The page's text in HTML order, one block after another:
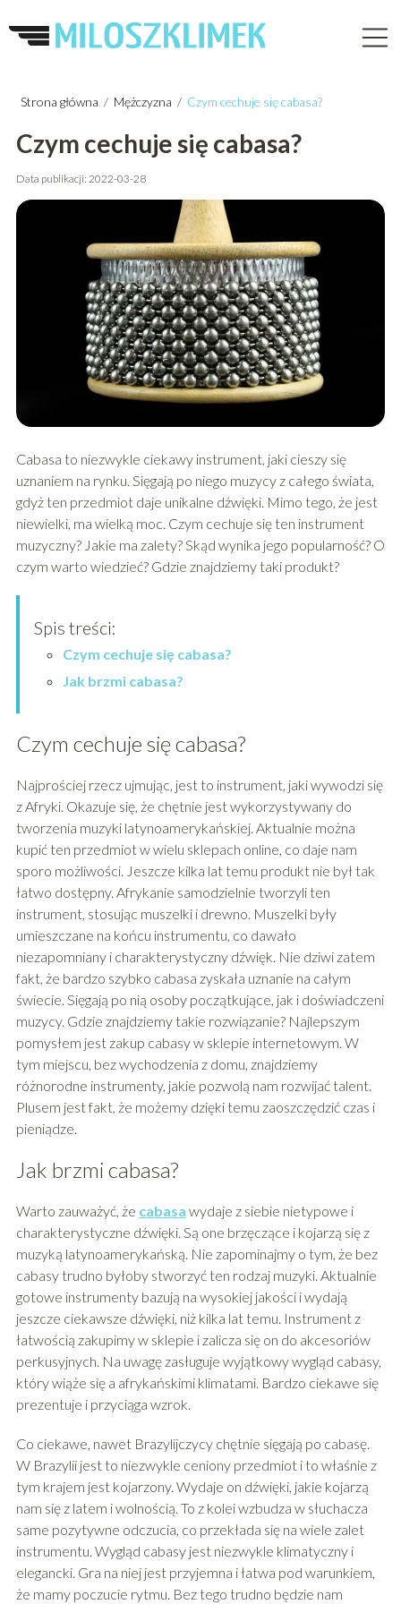
Strona główna / Mężczyzna / Czym cechuje się cabasa?
Czym cechuje się cabasa?
Data publikacji: 2022-03-28
Cabasa to niezwykle ciekawy instrument, jaki cieszy się
uznaniem na rynku. Sięgają po niego muzycy z całego świata,
gdyż ten przedmiot daje unikalne dźwięki. Mimo tego, że jest
niewielki, ma wielką moc. Czym cechuje się ten instrument
muzyczny? Jakie ma zalety? Skąd wynika jego popularność? O
czym warto wiedzieć? Gdzie znajdziemy taki produkt?
Spis treści:
Czym cechuje się cabasa?
Jak brzmi cabasa?
Czym cechuje się cabasa?
Najprościej rzecz ujmując, jest to instrument, jaki wywodzi się
z Afryki. Okazuje się, że chętnie jest wykorzystywany do
tworzenia muzyki latynoamerykańskiej. Aktualnie można
kupić ten przedmiot w wielu sklepach online, co daje nam
sporo możliwości. Jeszcze kilka lat temu produkt nie był tak
łatwo dostępny. Afrykanie samodzielnie tworzyli ten
instrument, stosując muszelki i drewno. Muszelki były
umieszczane na końcu instrumentu, co dawało
niezapomniany i charakterystyczny dźwięk. Nie dziwi zatem
fakt, że bardzo szybko cabasa zyskała uznanie na całym
świecie. Sięgają po nią osoby początkujące, jak i doświadczeni
muzycy. Gdzie znajdziemy takie rozwiązanie? Najlepszym
pomysłem jest zakup cabasy w sklepie internetowym. W
tym miejscu, bez wychodzenia z domu, znajdziemy
różnorodne instrumenty, jakie pozwolą nam rozwijać talent.
Plusem jest fakt, że możemy dzięki temu zaoszczędzić czas i
pieniądze.
Jak brzmi cabasa?
Warto zauważyć, że cabasa wydaje z siebie nietypowe i
charakterystyczne dźwięki. Są one brzęczące i kojarzą się z
muzyką latynoamerykańską. Nie zapominajmy o tym, że bez
cabasy trudno byłoby stworzyć ten rodzaj muzyki. Aktualnie
gotowe instrumenty bazują na wysokiej jakości i wydają
jeszcze ciekawsze dźwięki, niż kilka lat temu. Instrument z
łatwością zakupimy w sklepie i zalicza się on do akcesoriów
perkusyjnych. Na uwagę zasługuje wyjątkowy wygląd cabasy,
który wiąże się a afrykańskimi klimatami. Bardzo ciekawe się
prezentuje i przyciąga wzrok.
Co ciekawe, nawet Brazylijczycy chętnie sięgają po cabasę.
W Brazylii jest to niezwykle ceniony przedmiot i to właśnie z
tym krajem jest kojarzony. Wydaje on dźwięki, jakie kojarzą
nam się z latem i wolnością. To z kolei wzbudza w słuchacza
same pozytywne odczucia, co przekłada się na wiele zalet
instrumentu. Wygląd cabasy jest niezwykle klimatyczny i
elegancki. Gra na niej jest przyjemna i łatwa pod warunkiem,
że mamy poczucie rytmu. Bez tego trudno będzie nam